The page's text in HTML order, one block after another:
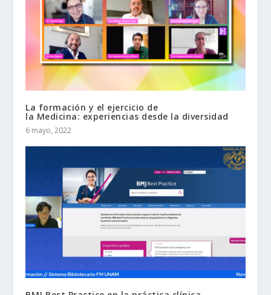
La formación y el ejercicio de
la Medicina: experiencias desde la diversidad
6 mayo, 2022